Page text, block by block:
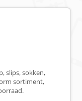
slips, sokken,
sortiment,